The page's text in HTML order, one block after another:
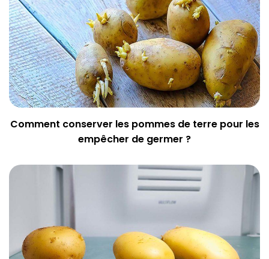
Comment conserver les pommes de terre pour les
empêcher de germer ?